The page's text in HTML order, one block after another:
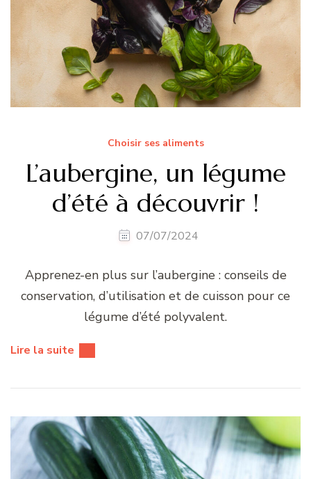
Choisir ses aliments
L’aubergine, un légume
d’été à découvrir !
07/07/2024
Apprenez-en plus sur l’aubergine : conseils de
conservation, d’utilisation et de cuisson pour ce
légume d’été polyvalent.
Lire la suite